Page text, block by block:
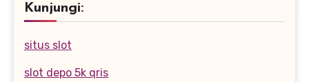
Kunjungi:
situs slot
slot depo 5k qris